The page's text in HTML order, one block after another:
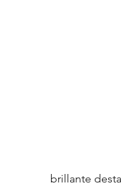
brillante